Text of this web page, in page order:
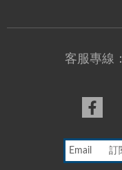
客服專線：
Email